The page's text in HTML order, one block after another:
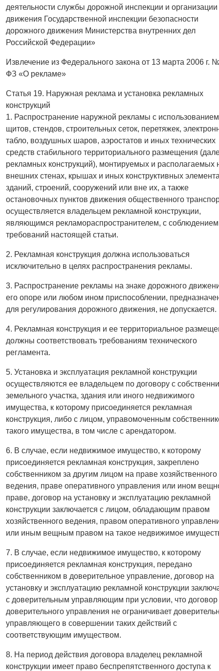
деятельности службы дорожной инспекции и организации
движения Государственной инспекции безопасности
дорожного движения Министерства внутренних дел
Российской Федерации»
Извлечение из Федерального закона от 13 марта 2006 г.
ФЗ «О рекламе»
Статья 19. Наружная реклама и установка рекламных
конструкций
1. Распространение наружной рекламы с использованием
щитов, стендов, строительных сеток, перетяжек,
табло, воздушных шаров, аэростатов и иных технических
средств стабильного территориального размещения
рекламных конструкций), монтируемых и располагаемых
внешних стенах, крышах и иных конструктивных
зданий, строений, сооружений или вне их, а также
остановочных пунктов движения общественного
осуществляется владельцем рекламной конструкции,
являющимся рекламораспространителем, с соблюдением
требований настоящей статьи.
2. Рекламная конструкция должна использоваться
исключительно в целях распространения рекламы.
3. Распространение рекламы на знаке дорожного
его опоре или любом ином приспособлении,
для регулирования дорожного движения, не допускается.
4. Рекламная конструкция и ее территориальное
должны соответствовать требованиям технического
регламента.
5. Установка и эксплуатация рекламной конструкции
осуществляются ее владельцем по договору с
земельного участка, здания или иного недвижимого
имущества, к которому присоединяется рекламная
конструкция, либо с лицом, управомоченным
такого имущества, в том числе с арендатором.
6. В случае, если недвижимое имущество, к которому
присоединяется рекламная конструкция, закреплено
собственником за другим лицом на праве хозяйственного
ведения, праве оперативного управления или ином
праве, договор на установку и эксплуатацию рекламной
конструкции заключается с лицом, обладающим правом
хозяйственного ведения, правом оперативного
или иным вещным правом на такое недвижимое
7. В случае, если недвижимое имущество, к которому
присоединяется рекламная конструкция, передано
собственником в доверительное управление, договор на
установку и эксплуатацию рекламной конструкции
с доверительным управляющим при условии, что договор
доверительного управления не ограничивает
управляющего в совершении таких действий с
соответствующим имуществом.
8. На период действия договора владелец рекламной
конструкции имеет право беспрепятственного доступа к